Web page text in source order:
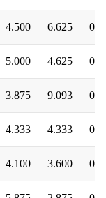
4.500 6.625
5.000 4.625
3.875 9.093
4.333 4.333
4.100 3.600